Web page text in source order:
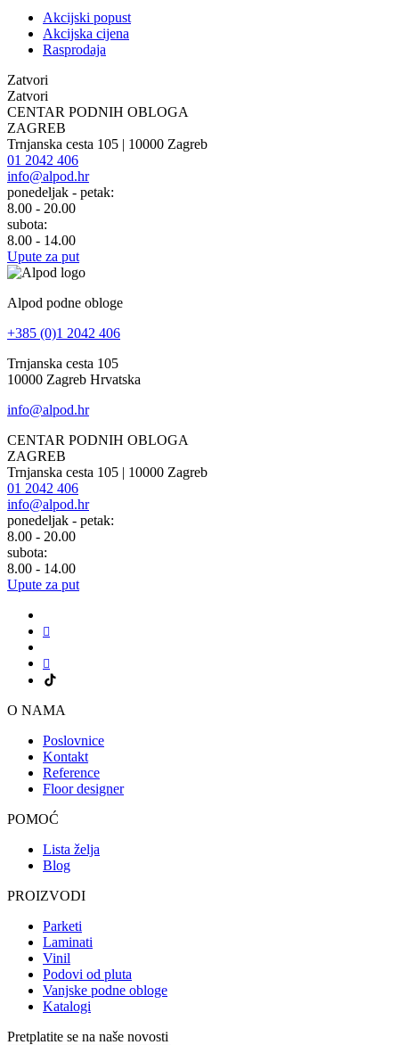
Akcijski popust
Akcijska cijena
Rasprodaja
Zatvori
Zatvori
CENTAR PODNIH OBLOGA
ZAGREB
Trnjanska cesta 105 | 10000 Zagreb
01 2042 406
info@alpod.hr
ponedeljak - petak:
8.00 - 20.00
subota:
8.00 - 14.00
Upute za put
Alpod podne obloge
+385 (0)1 2042 406
Trnjanska cesta 105
10000 Zagreb Hrvatska
info@alpod.hr
CENTAR PODNIH OBLOGA
ZAGREB
Trnjanska cesta 105 | 10000 Zagreb
01 2042 406
info@alpod.hr
ponedeljak - petak:
8.00 - 20.00
subota:
8.00 - 14.00
Upute za put
O NAMA
Poslovnice
Kontakt
Reference
Floor designer
POMOĆ
Lista želja
Blog
PROIZVODI
Parketi
Laminati
Vinil
Podovi od pluta
Vanjske podne obloge
Katalogi
Pretplatite se na naše novosti